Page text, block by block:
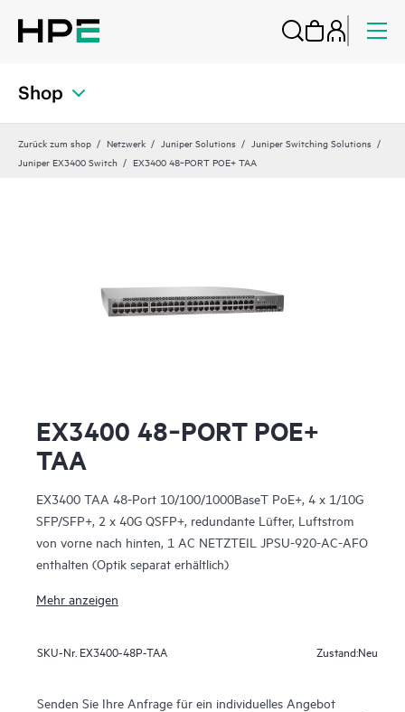
Shop
Zurück zum shop Netzwerk Juniper Solutions
Juniper Switching Solutions
Juniper EX3400 Switch
EX3400 48‑PORT POE+ TAA
EX3400 48‑PORT POE+
TAA
EX3400 TAA 48-Port 10/100/1000BaseT PoE+, 4 x 1/10G
SFP/SFP+, 2 x 40G QSFP+, redundante Lüfter, Luftstrom
von vorne nach hinten, 1 AC NETZTEIL JPSU-920-AC-AFO
enthalten (Optik separat erhältlich)
Mehr anzeigen
SKU-Nr. EX3400-48P-TAA Zustand:Neu
Senden Sie Ihre Anfrage für ein individuelles Angebot